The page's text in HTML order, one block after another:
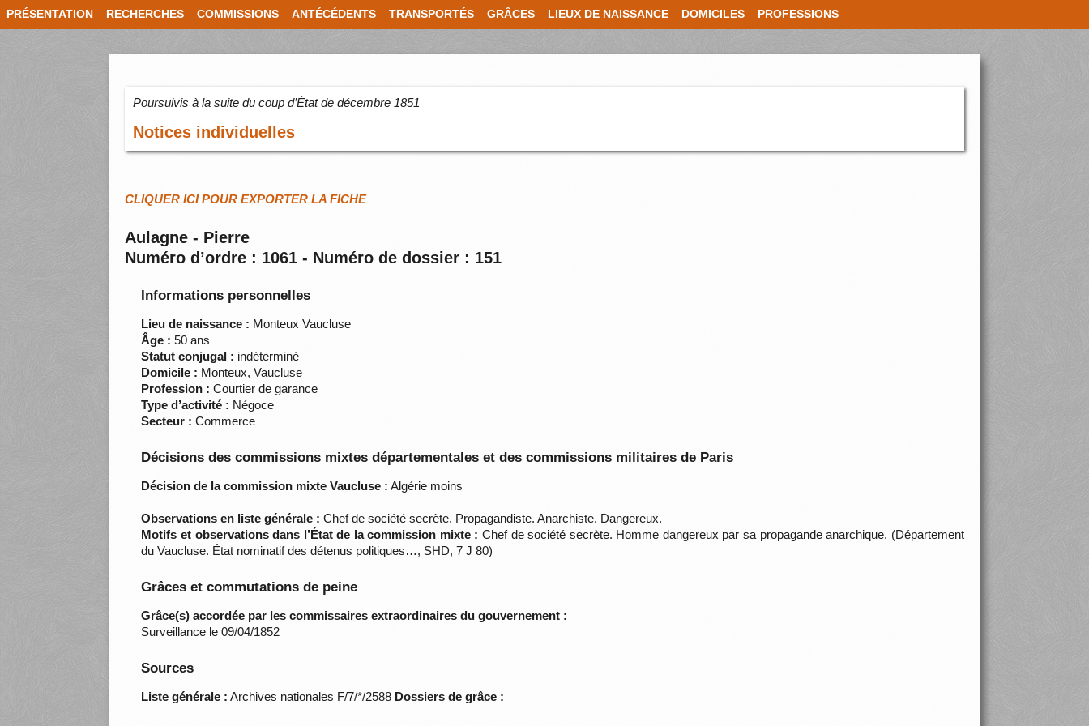
PRÉSENTATION RECHERCHES COMMISSIONS ANTÉCÉDENTS TRANSPORTÉS GRÂCES LIEUX DE NAISSANCE DOMICILES PROFESSIONS
Poursuivis à la suite du coup d’État de décembre 1851
Notices individuelles
CLIQUER ICI POUR EXPORTER LA FICHE
Aulagne - Pierre
Numéro d’ordre : 1061 - Numéro de dossier : 151
Informations personnelles
Lieu de naissance : Monteux Vaucluse
Âge : 50 ans
Statut conjugal : indéterminé
Domicile : Monteux, Vaucluse
Profession : Courtier de garance
Type d’activité : Négoce
Secteur : Commerce
Décisions des commissions mixtes départementales et des commissions militaires de Paris
Décision de la commission mixte Vaucluse : Algérie moins
Observations en liste générale : Chef de société secrète. Propagandiste. Anarchiste. Dangereux.
Motifs et observations dans l’État de la commission mixte : Chef de société secrète. Homme dangereux par sa propagande anarchique. (Département
du Vaucluse. État nominatif des détenus politiques…, SHD, 7 J 80)
Grâces et commutations de peine
Grâce(s) accordée par les commissaires extraordinaires du gouvernement :
Surveillance le 09/04/1852
Sources
Liste générale : Archives nationales F/7/*/2588 Dossiers de grâce :